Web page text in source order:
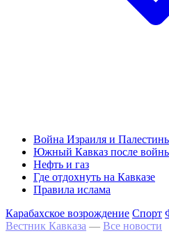
Война Израиля и
Южный Кавказ после
Нефть и газ
Где отдохнуть на Кавказе
Правила ислама
Карабахское возрождение Спорт
Вестник Кавказа — Все новости